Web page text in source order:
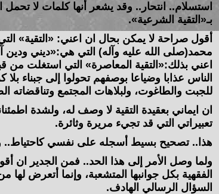
استسلام.. انتحار.. وقد يشعر أنها كلمات لا تحمل
بـ«التقية الشرعية».
أقول صراحة لا يمكن بحال ان اعني:
محمد(صلى الله عليه وآله) التي هي:«ديني ودين
اعني بذلك:«التقية المعاصرة» التي استغلت من
الناس عذابا وضياعا بوصفهم تحولوا إلى
للجبت والطاغوت، ولبلاهات المجتمع وتناقضاته
ان ايماني بعقيدة التقية لا وصف له، ولشدة
تعبيراتي التي قد تجيء مريرة وثائرة.
هذا.. تصحيح بسيط أسجله على نفسي كاحتياط.‏.
ولما وصل الأمر إلى هذا الحد.. فمن الجدير
الفقهية بكل جوانبها المتشعبة، وإنما أتعرض
السؤال الرسالي الهادف.